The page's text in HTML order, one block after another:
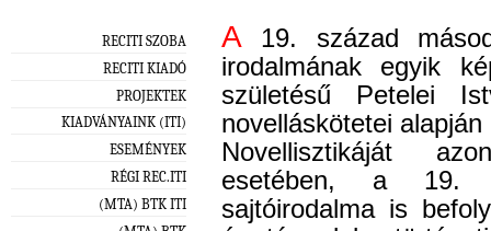
RECITI SZOBA
RECITI KIADÓ
PROJEKTEK
KIADVÁNYAINK (ITI)
ESEMÉNYEK
RÉGI REC.ITI
(MTA) BTK ITI
A 19. század
irodalmának egyik
születésű Petelei
novelláskötetei
Novellisztikáját
esetében, a 19.
sajtóirodalma is